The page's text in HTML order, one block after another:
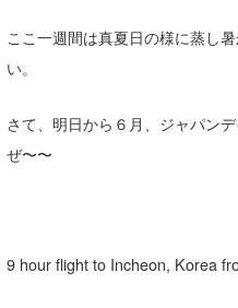
ここ一週間は真夏日の様に蒸し
い。
さて、明日から６月、ジャパン
ぜ〜〜
9 hour flight to Incheon, Korea